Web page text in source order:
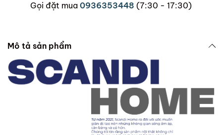
Gọi đặt mua 0936353448 (7:30 - 17:30)
Mô tả sản phẩm